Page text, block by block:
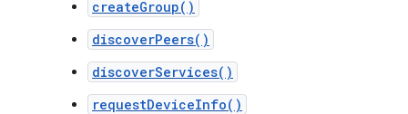
createGroup()
discoverPeers()
discoverServices()
requestDeviceInfo()